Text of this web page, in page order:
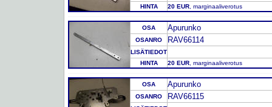
HINTA
20 EUR , marginaaliverotus
OSA Apurunko
OSANRO RAV66114
LISÄTIEDOT
HINTA
20 EUR , marginaaliverotus
OSA Apurunko
OSANRO RAV66115